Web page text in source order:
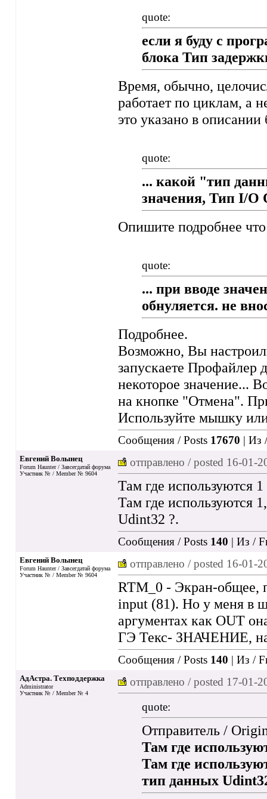
quote:
если я буду с
блока Тип
Время, обычно,
работает по циклам, а
это указано в описании
quote:
... какой "тип
значения, Тип I/O
Опишите подробнее
quote:
... при вводе
обнуляется. не
Подробнее.
Возможно, Вы
запускаете Профайлер
некоторое значение...
на кнопке "Отмена".
Используйте мышку
Сообщения / Posts 17670 | Из
Евгений Волынец
Forum Haunter / Завсегдатай форума
Участник № / Member № 9604
отправлено / posted 16-01-
Там где используются
Там где используются
Udint32 ?.
Сообщения / Posts 140 | Из /
Евгений Волынец
Forum Haunter / Завсегдатай форума
Участник № / Member № 9604
отправлено / posted 16-01-
RTM_0 - Экран-общее,
input (81). Но у меня в
аргументах как OUT
ГЭ Текс- ЗНАЧЕНИЕ,
Сообщения / Posts 140 | Из /
АдАстра. Техподдержка
Administrator
Участник № / Member № 4
отправлено / posted 17-01-
quote:
Отправитель /
Там где
Там где
тип данных